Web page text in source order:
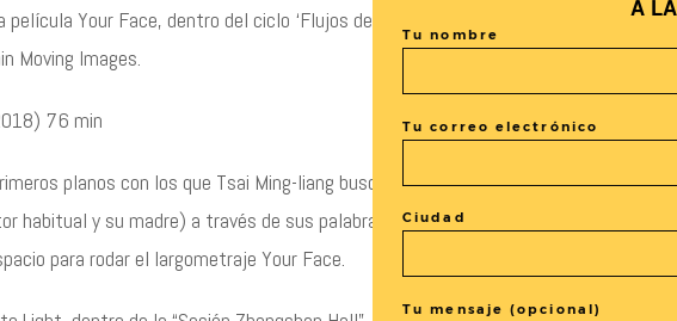
Your Face, dentro del ciclo ‘Flujos de soledad: Tsai Ming-liang’
Moving Images.
76 min
planos con los que Tsai Ming-liang busca acercarse a sos individuos
habitual y su madre) a través de sus palabras pero, sobre todo, de su
para rodar el largometraje Your Face.
A LA
Tu nombre
Tu correo electrónico
Ciudad
Tu mensaje (opcional)